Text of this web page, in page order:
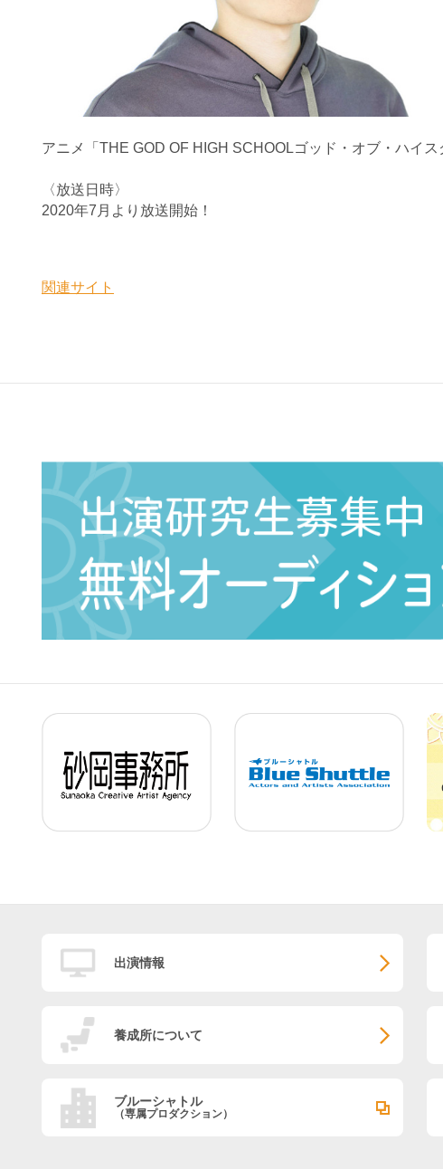
アニメ「THE GOD OF HIGH SCHOOLゴッド・オブ・ハイ
〈放送日時〉
2020年7月より放送開始！
関連サイト
出演情報
養成所について
ブルーシャトル
（専属プロダクション）